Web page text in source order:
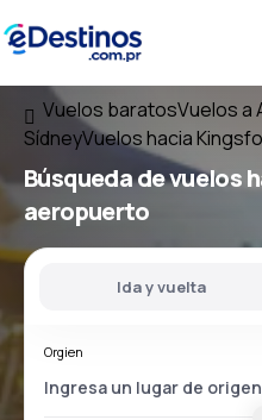
Vuelos baratosVuelos a
SídneyVuelos hacia
Búsqueda de vuelos
aeropuerto
Ida y vuelta
Orgien